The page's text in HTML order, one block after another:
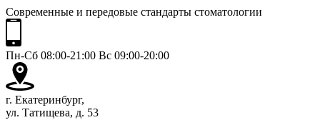
Современные и передовые стандарты стоматологии
Пн-Сб 08:00-21:00 Вс 09:00-20:00
г. Екатеринбург,
ул. Татищева, д. 53